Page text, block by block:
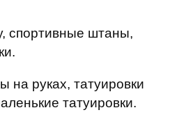
спортивные штаны,
на руках, татуировки
татуировки.